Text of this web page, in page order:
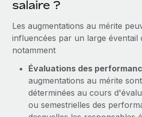
conformité
Mobilité et déménagement
Organisez facilement le
Avantages sociaux
Gérez facilement les avantages
plateforme
Impact Les clients BambooHR
embaucher et gérer les employés
BLOG
Mises à jour des produits de
freelances Plus
Remote a toujours pour mission
salaire ?
Les augmentations au mérite
influencées par un large éventail
notamment
Évaluations des
augmentations au mérite
déterminées au cours
ou semestrielles des